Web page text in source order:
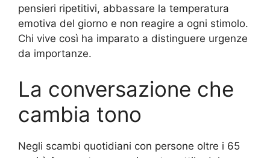
pensieri ripetitivi, abbassare la temperatura
emotiva del giorno e non reagire a ogni stimolo.
Chi vive così ha imparato a distinguere urgenze
da importanze.
La conversazione che
cambia tono
Negli scambi quotidiani con persone oltre i 65